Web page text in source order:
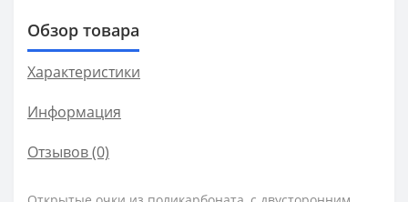
Обзор товара
Характеристики
Информация
Отзывов (0)